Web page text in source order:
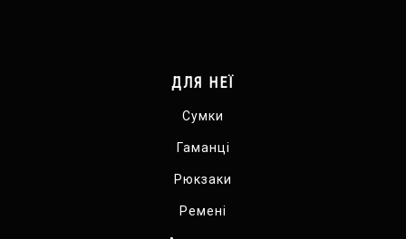
ДЛЯ НЕЇ
Сумки
Гаманці
Рюкзаки
Ремені